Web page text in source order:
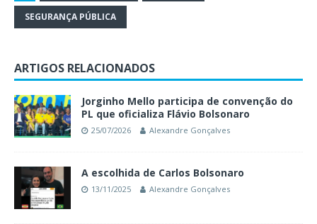
SEGURANÇA PÚBLICA
ARTIGOS RELACIONADOS
Jorginho Mello participa de convenção do
PL que oficializa Flávio Bolsonaro
25/07/2026 Alexandre Gonçalves
A escolhida de Carlos Bolsonaro
13/11/2025 Alexandre Gonçalves